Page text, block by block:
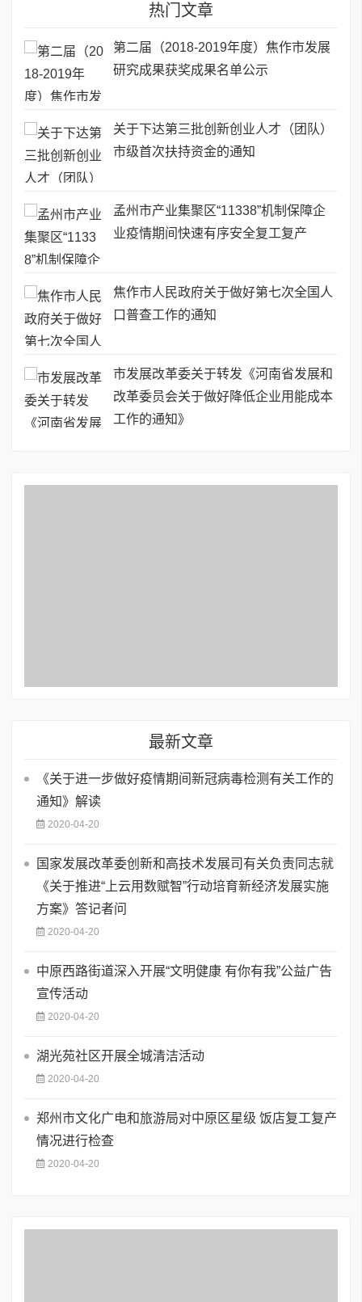
热门文章
第二届（2018-2019年度）焦作市发展
研究成果获奖成果名单公示
关于下达第三批创新创业人才（团队）
市级首次扶持资金的通知
孟州市产业集聚区“11338”机制保障企
业疫情期间快速有序安全复工复产
焦作市人民政府关于做好第七次全国人
口普查工作的通知
市发展改革委关于转发《河南省发展和
改革委员会关于做好降低企业用能成本
工作的通知》
最新文章
《关于进一步做好疫情期间新冠病毒检测有关工作的
通知》解读
2020-04-20
国家发展改革委创新和高技术发展司有关负责同志就
《关于推进“上云用数赋智”行动培育新经济发展实施
方案》答记者问
2020-04-20
中原西路街道深入开展“文明健康 有你有我”公益广告
宣传活动
2020-04-20
湖光苑社区开展全城清洁活动
2020-04-20
郑州市文化广电和旅游局对中原区星级 饭店复工复产
情况进行检查
2020-04-20